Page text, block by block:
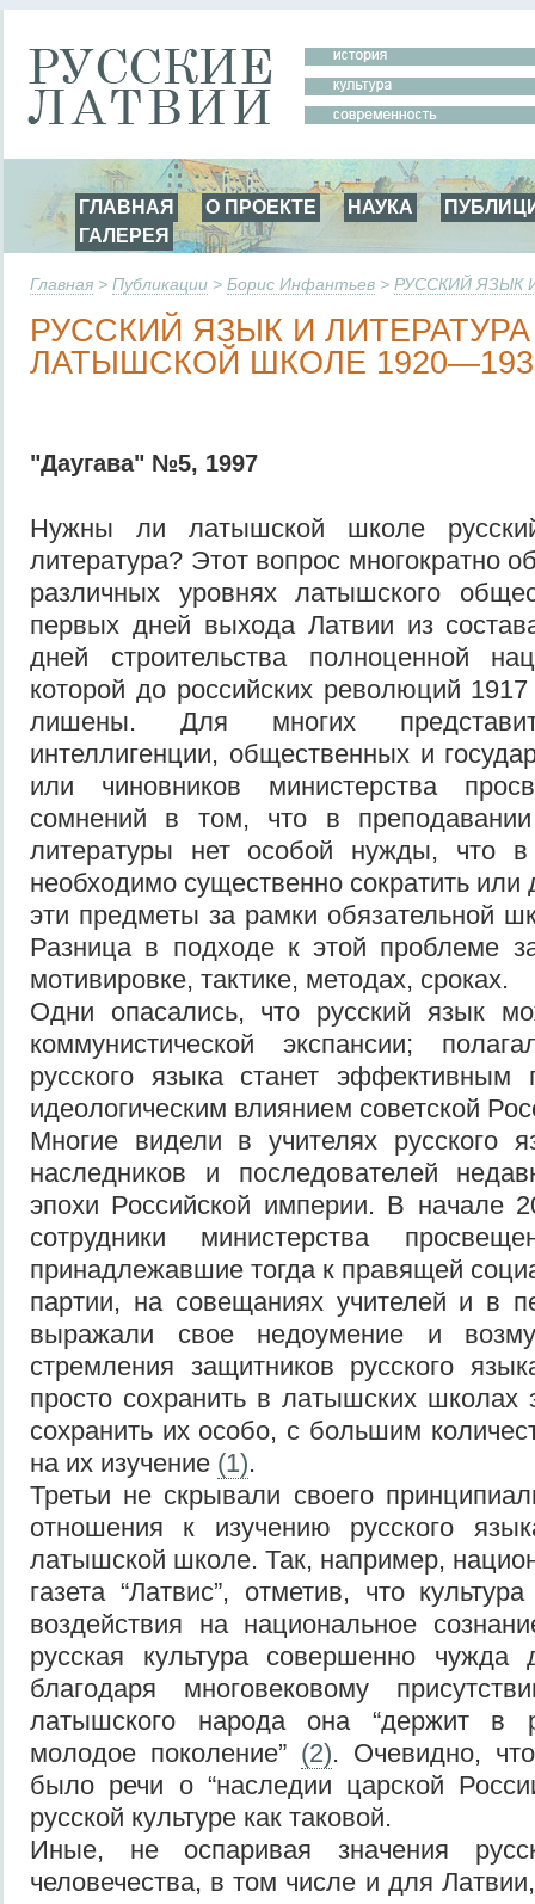
ГЛАВНАЯ О ПРОЕКТЕ НАУКА
ГАЛЕРЕЯ
Главная > Публикации > Борис Инфантьев > РУССКИЙ ЯЗЫК
РУССКИЙ ЯЗЫК И
ЛАТЫШСКОЙ ШКОЛЕ
"Даугава" №5, 1997
Нужны ли латышской школе
литература? Этот вопрос многократно
различных уровнях латышского
первых дней выхода Латвии из
дней строительства полноценной
которой до российских революций
лишены. Для многих
интеллигенции, общественных и
или чиновников министерства
сомнений в том, что в
литературы нет особой нужды, что
необходимо существенно сократить
эти предметы за рамки обязательной
Разница в подходе к этой проблеме
мотивировке, тактике, методах, сроках.
Одни опасались, что русский язык
коммунистической экспансии;
русского языка станет
идеологическим влиянием советской
Многие видели в учителях русского
наследников и последователей
эпохи Российской империи. В начале
сотрудники министерства
принадлежавшие тогда к правящей
партии, на совещаниях учителей и в
выражали свое недоумение и
стремления защитников русского
просто сохранить в латышских школах
сохранить их особо, с большим
на их изучение (1).
Третьи не скрывали своего
отношения к изучению русского
латышской школе. Так, например,
газета “Латвис”, отметив, что
воздействия на национальное
русская культура совершенно
благодаря многовековому
латышского народа она “держит в
молодое поколение” (2). Очевидно,
было речи о “наследии царской
русской культуре как таковой.
Иные, не оспаривая значения
человечества, в том числе и для